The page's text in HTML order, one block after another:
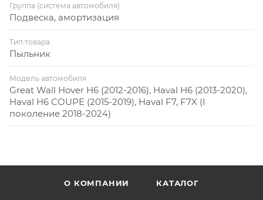
Группа (система автомобиля)
Подвеска, амортизация
Тип товара
Пыльник
Модель автомобиля
Great Wall Hover H6 (2012-2016), Haval H6 (2013-2020),
Haval H6 COUPE (2015-2019), Haval F7, F7X (I
поколение 2018-2024)
О КОМПАНИИ КАТАЛОГ